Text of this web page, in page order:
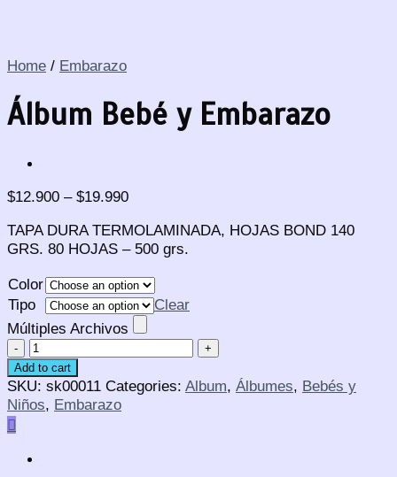
Home / Embarazo
Álbum Bebé y Embarazo
$12.900 – $19.990
TAPA DURA TERMOLAMINADA, HOJAS BOND 140
GRS. 80 HOJAS – 500 grs.
Color
Tipo
Clear
Múltiples Archivos
Álbum
Bebé
y
Embarazo
Add to cart
SKU: sk00011 Categories: Album, Álbumes, Bebés y
Niños, Embarazo